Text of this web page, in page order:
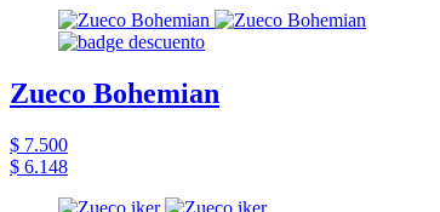
Zueco Bohemian
$ 7.500
$ 6.148